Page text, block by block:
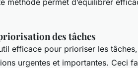
méthode permet d’équilibrer
des tâches
efficace pour prioriser les
urgentes et importantes. Ceci